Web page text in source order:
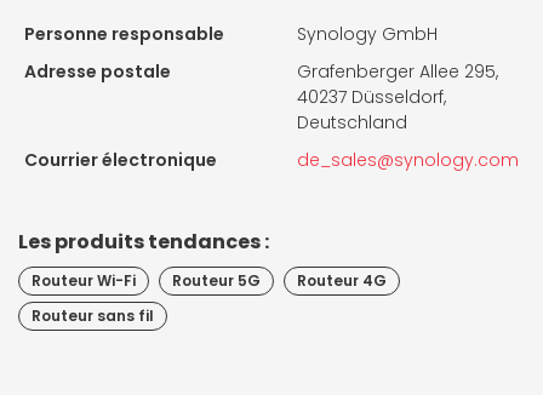
Personne responsable
Synology GmbH
Adresse postale
Grafenberger Allee 295,
40237 Düsseldorf,
Deutschland
Courrier électronique
de_sales@synology.com
Les produits tendances :
Routeur Wi-Fi Routeur 5G
Routeur 4G
Routeur sans fil